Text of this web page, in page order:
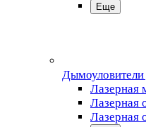
Еще
Дымоуловители
Лазерная
Лазерная
Лазерная